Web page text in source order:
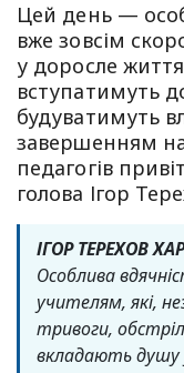
Цей день —
вже зовсім
у доросле
вступатимуть
будуватимуть
завершенням
педагогів
голова Ігор
ІГОР ТЕРЕХОВ
Особлива
учителям, які,
тривоги,
вкладають душу